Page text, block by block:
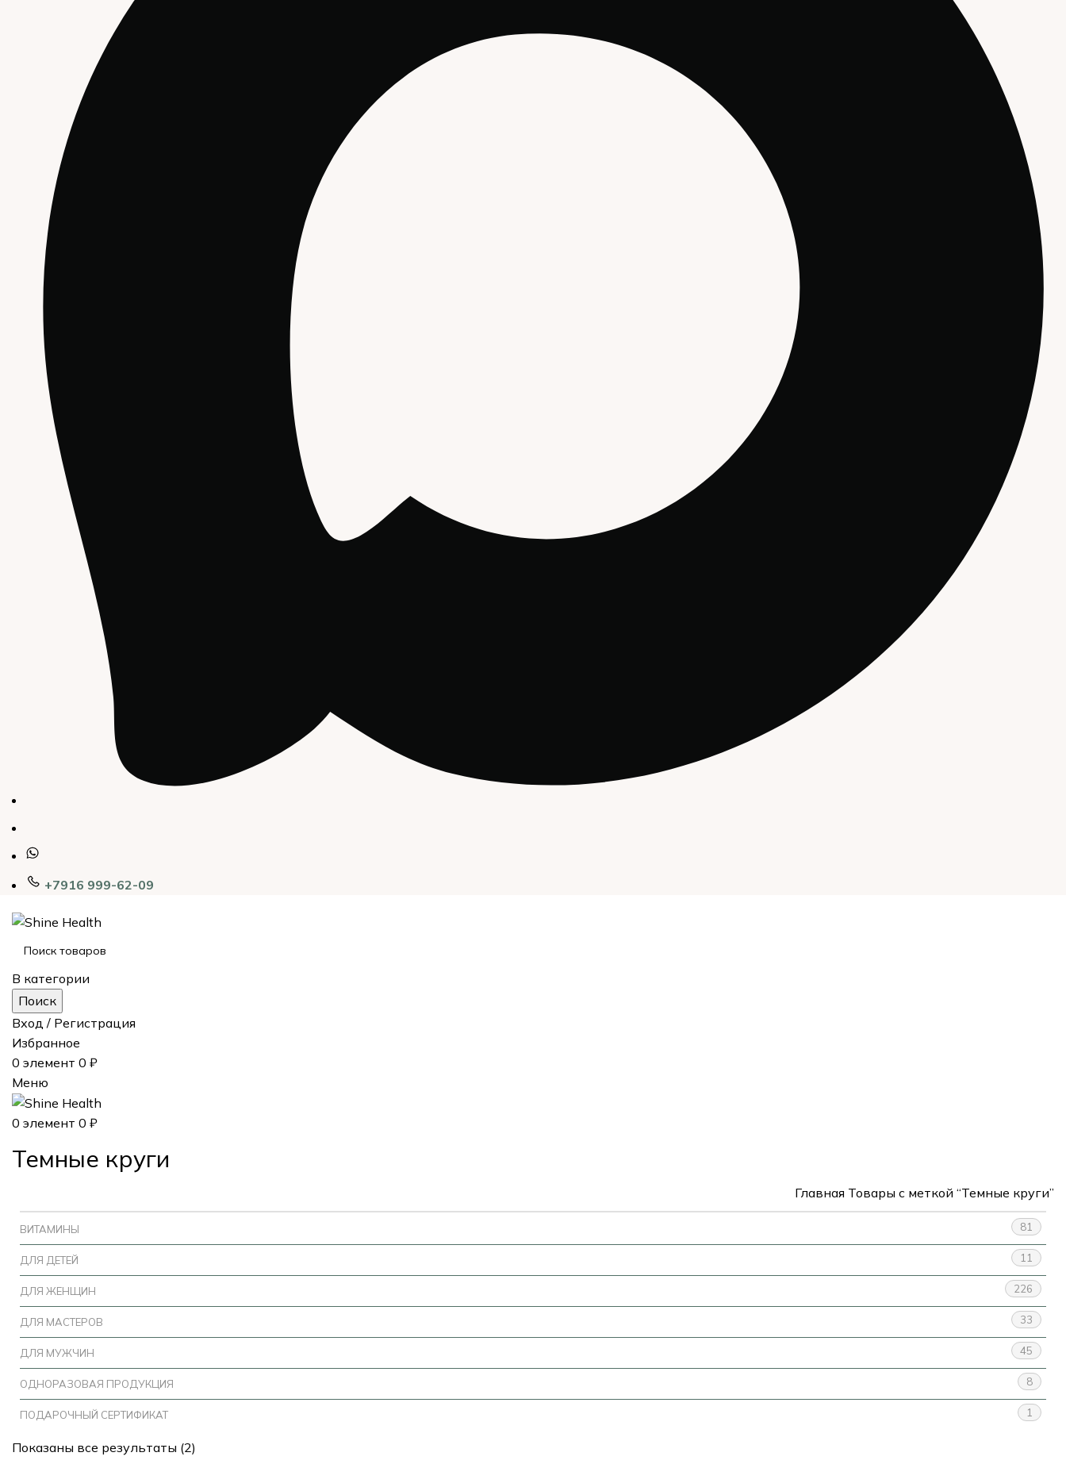
+7916 999-62-09
В категории
Поиск
Вход / Регистрация
Избранное
0 элемент 0 ₽
Меню
0 элемент 0 ₽
Темные круги
Главная Товары с меткой “Темные круги”
ВИТАМИНЫ 81
ДЛЯ ДЕТЕЙ 11
ДЛЯ ЖЕНЩИН 226
ДЛЯ МАСТЕРОВ 33
ДЛЯ МУЖЧИН 45
ОДНОРАЗОВАЯ ПРОДУКЦИЯ 8
ПОДАРОЧНЫЙ СЕРТИФИКАТ 1
Показаны все результаты (2)